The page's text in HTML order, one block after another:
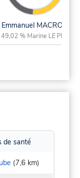
Emmanuel MACRON
49,02 % Marine LE PEN
de santé
(7,6 km)